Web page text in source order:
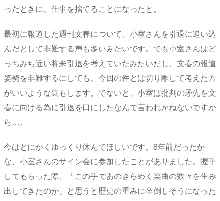
ったときに、仕事を捨てることになったと。
最初に報道した週刊文春について、小室さんを引退に追い込
んだとして非難する声も多いみたいです。でも小室さんはど
っちみち近い将来引退を考えていたみたいだし、文春の報道
姿勢を非難するにしても、今回の件とは切り離して考えた方
がいいような気もします。でないと、小室は批判の矛先を文
春に向ける為に引退を口にしたなんて言われかねないですか
ら…。
今はとにかくゆっくり休んでほしいです。8年前だったか
な、小室さんのサイン会に参加したことがありました。握手
してもらった際、「この手であのきらめく楽曲の数々を生み
出してきたのか」と思うと歴史の重みに卒倒しそうになった